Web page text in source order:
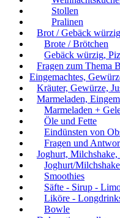
Stollen
Pralinen
Brot / Gebäck
Brote / Brötchen
Gebäck würzig,
Fragen zum Thema
Eingemachtes,
Kräuter, Gewürze,
Marmeladen,
Marmeladen +
Öle und Fette
Eindünsten von
Fragen und
Joghurt,
Joghurt/
Smoothies
Säfte - Sirup -
Liköre -
Bowle